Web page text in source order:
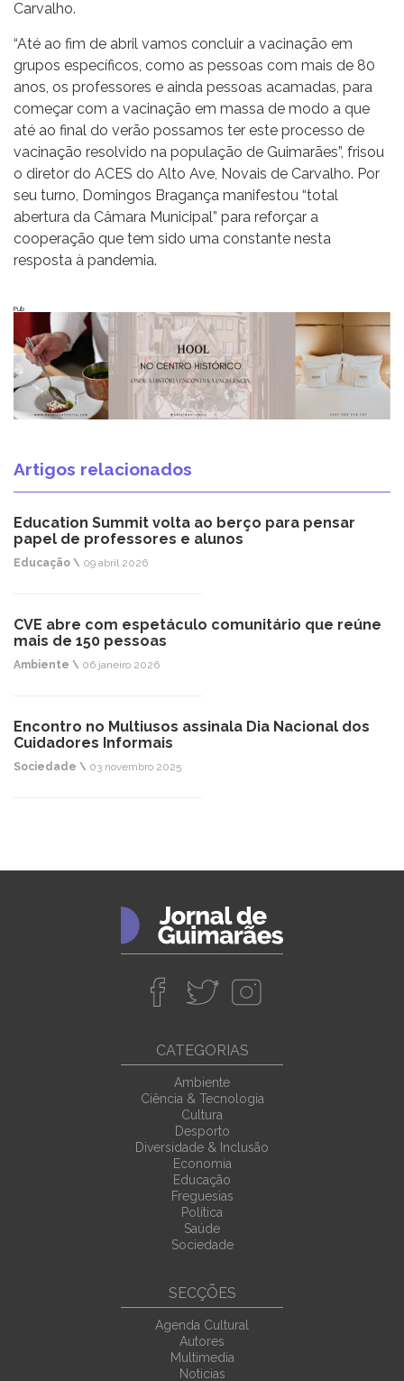
Carvalho.
“Até ao fim de abril vamos concluir a vacinação em
grupos específicos, como as pessoas com mais de 80
anos, os professores e ainda pessoas acamadas, para
começar com a vacinação em massa de modo a que
até ao final do verão possamos ter este processo de
vacinação resolvido na população de Guimarães”, frisou
o diretor do ACES do Alto Ave, Novais de Carvalho. Por
seu turno, Domingos Bragança manifestou “total
abertura da Câmara Municipal” para reforçar a
cooperação que tem sido uma constante nesta
resposta à pandemia.
Pub
Artigos relacionados
Education Summit volta ao berço para pensar
papel de professores e alunos
Educação \ 09 abril 2026
CVE abre com espetáculo comunitário que reúne
mais de 150 pessoas
Ambiente \ 06 janeiro 2026
Encontro no Multiusos assinala Dia Nacional dos
Cuidadores Informais
Sociedade \ 03 novembro 2025
CATEGORIAS
Ambiente
Ciência & Tecnologia
Cultura
Desporto
Diversidade & Inclusão
Economia
Educação
Freguesias
Política
Saúde
Sociedade
SECÇÕES
Agenda Cultural
Autores
Multimedia
Noticias